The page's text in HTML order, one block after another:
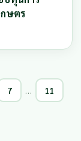
ษตร
7 11